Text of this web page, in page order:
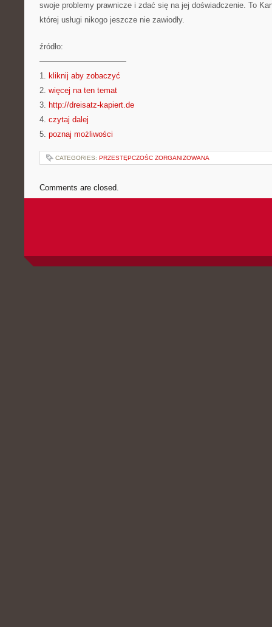
swoje problemy prawnicze i zdać się na jej doświadczenie. To
której usługi nikogo jeszcze nie zawiodły.
źródło:
———————————
1. kliknij aby zobaczyć
2. więcej na ten temat
3. http://dreisatz-kapiert.de
4. czytaj dalej
5. poznaj możliwości
CATEGORIES: PRZESTĘPCZOŚC ZORGANIZOWANA
Comments are closed.